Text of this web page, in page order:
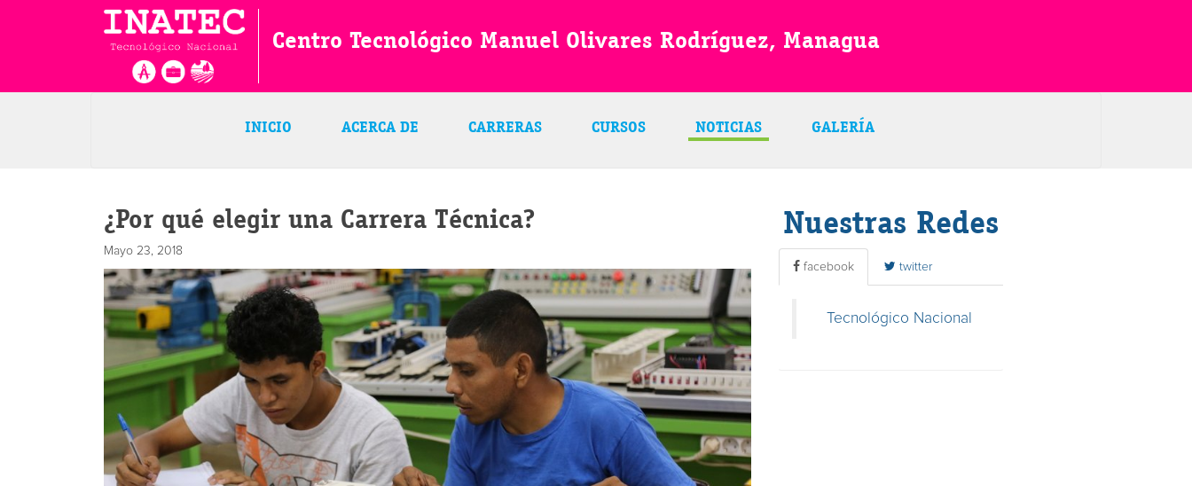
Centro Tecnológico Manuel Olivares Rodríguez, Managua
INICIO ACERCA DE CARRERAS CURSOS NOTICIAS GALERÍA
¿Por qué elegir una Carrera Técnica?
Mayo 23, 2018
Nuestras Redes
facebook twitter
Tecnológico Nacional